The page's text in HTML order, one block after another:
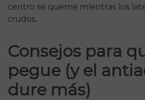
centro se queme mientras los
crudos.
Consejos para
pegue (y el
dure más)